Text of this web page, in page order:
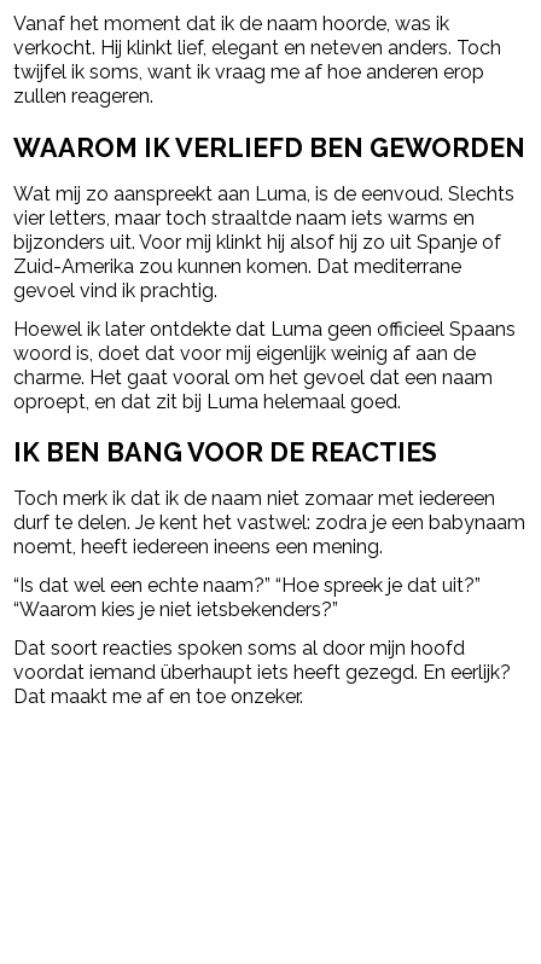
Vanaf het moment dat ik de naam hoorde, was ik
verkocht. Hij klinkt lief, elegant en neteven anders. Toch
twijfel ik soms, want ik vraag me af hoe anderen erop
zullen reageren.
WAAROM IK VERLIEFD BEN GEWORDEN
Wat mij zo aanspreekt aan Luma, is de eenvoud. Slechts
vier letters, maar toch straaltde naam iets warms en
bijzonders uit. Voor mij klinkt hij alsof hij zo uit Spanje of
Zuid-Amerika zou kunnen komen. Dat mediterrane
gevoel vind ik prachtig.
Hoewel ik later ontdekte dat Luma geen officieel Spaans
woord is, doet dat voor mij eigenlijk weinig af aan de
charme. Het gaat vooral om het gevoel dat een naam
oproept, en dat zit bij Luma helemaal goed.
IK BEN BANG VOOR DE REACTIES
Toch merk ik dat ik de naam niet zomaar met iedereen
durf te delen. Je kent het vastwel: zodra je een babynaam
noemt, heeft iedereen ineens een mening.
“Is dat wel een echte naam?” “Hoe spreek je dat uit?”
“Waarom kies je niet ietsbekenders?”
Dat soort reacties spoken soms al door mijn hoofd
voordat iemand überhaupt iets heeft gezegd. En eerlijk?
Dat maakt me af en toe onzeker.